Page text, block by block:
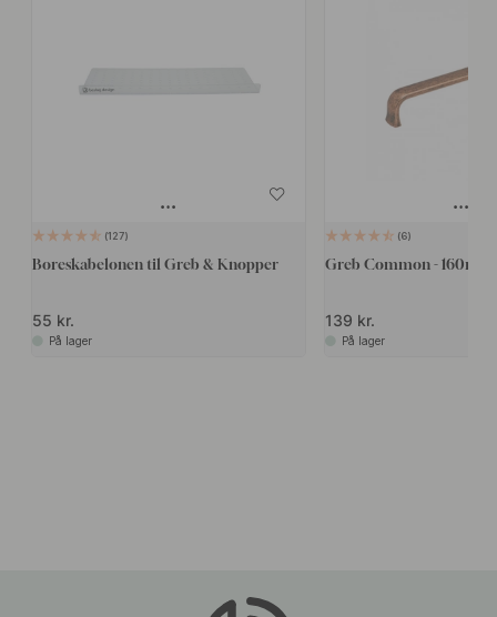
127
Boreskabelonen til Greb & Knopper
55 kr.
På lager
6
Greb Common -
139 kr.
På lager